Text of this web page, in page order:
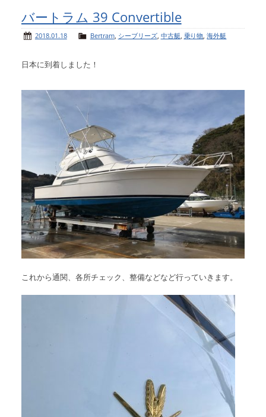
バートラム 39 Convertible
2018.01.18 Bertram, シーブリーズ, 中古艇, 乗り物,海外艇
日本に到着しました！
これから通関、各所チェック、整備などなど行っていきます。